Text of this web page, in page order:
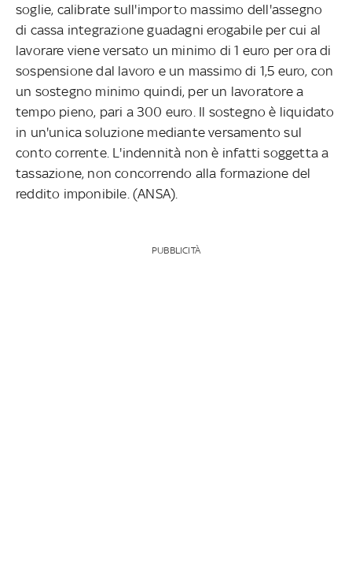
soglie, calibrate sull'importo massimo dell'assegno
di cassa integrazione guadagni erogabile per cui al
lavorare viene versato un minimo di 1 euro per ora di
sospensione dal lavoro e un massimo di 1,5 euro, con
un sostegno minimo quindi, per un lavoratore a
tempo pieno, pari a 300 euro. Il sostegno è liquidato
in un'unica soluzione mediante versamento sul
conto corrente. L'indennità non è infatti soggetta a
tassazione, non concorrendo alla formazione del
reddito imponibile. (ANSA).
PUBBLICITÀ